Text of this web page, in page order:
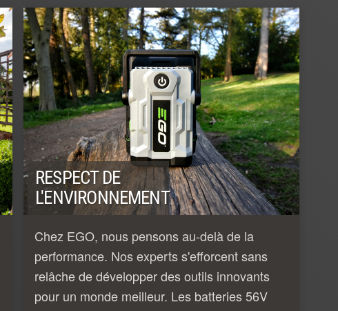
RESPECT DE
L'ENVIRONNEMENT
Chez EGO, nous pensons au-delà de la
performance. Nos experts s'efforcent sans
relâche de développer des outils innovants
pour un monde meilleur. Les batteries 56V